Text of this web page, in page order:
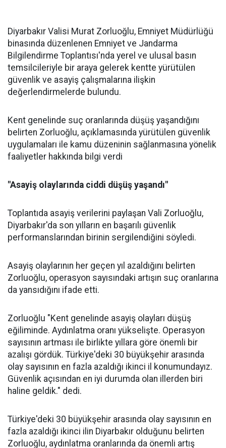
Diyarbakır Valisi Murat Zorluoğlu, Emniyet Müdürlüğü
binasında düzenlenen Emniyet ve Jandarma
Bilgilendirme Toplantısı'nda yerel ve ulusal basın
temsilcileriyle bir araya gelerek kentte yürütülen
güvenlik ve asayiş çalışmalarına ilişkin
değerlendirmelerde bulundu.
Kent genelinde suç oranlarında düşüş yaşandığını
belirten Zorluoğlu, açıklamasında yürütülen güvenlik
uygulamaları ile kamu düzeninin sağlanmasına yönelik
faaliyetler hakkında bilgi verdi
"Asayiş olaylarında ciddi düşüş yaşandı"
Toplantıda asayiş verilerini paylaşan Vali Zorluoğlu,
Diyarbakır'da son yılların en başarılı güvenlik
performanslarından birinin sergilendiğini söyledi.
Asayiş olaylarının her geçen yıl azaldığını belirten
Zorluoğlu, operasyon sayısındaki artışın suç oranlarına
da yansıdığını ifade etti.
Zorluoğlu "Kent genelinde asayiş olayları düşüş
eğiliminde. Aydınlatma oranı yükselişte. Operasyon
sayısının artması ile birlikte yıllara göre önemli bir
azalışı gördük. Türkiye'deki 30 büyükşehir arasında
olay sayısının en fazla azaldığı ikinci il konumundayız.
Güvenlik açısından en iyi durumda olan illerden biri
haline geldik." dedi.
Türkiye'deki 30 büyükşehir arasında olay sayısının en
fazla azaldığı ikinci ilin Diyarbakır olduğunu belirten
Zorluoğlu, aydınlatma oranlarında da önemli artış